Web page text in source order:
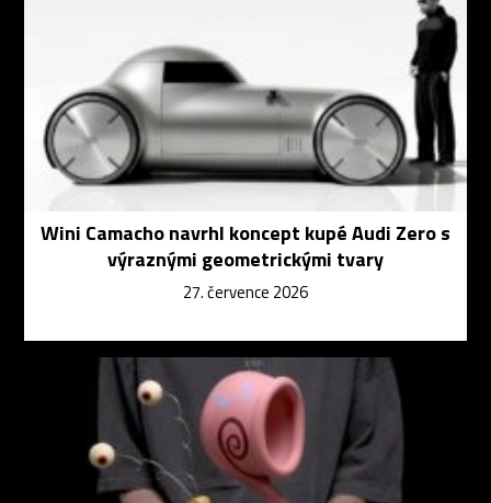
Wini Camacho navrhl koncept kupé Audi Zero s
výraznými geometrickými tvary
27. července 2026